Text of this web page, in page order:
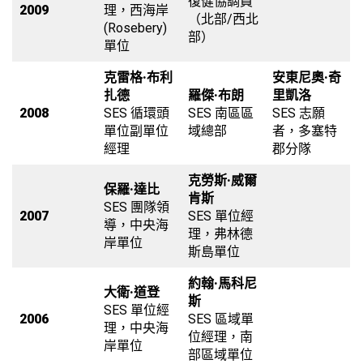
2009
理，西海岸
(Rosebery)
單位
（北部/西北
部）
2008
克雷格·布利
扎德
SES 循環頭
單位副單位
經理
羅傑·布朗
SES 南區區
域總部
安東尼奧·奇
里凱洛
SES 志願
者，多塞特
郡分隊
2007
保羅·達比
SES 團隊領
導，中央海
岸單位
克勞斯·威爾
肯斯
SES 單位經
理，弗林德
斯島單位
2006
大衛·道登
SES 單位經
理，中央海
岸單位
約翰·馬科尼
斯
SES 區域單
位經理，南
部區域單位